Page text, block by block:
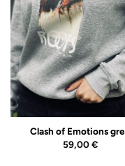
Clash of Emotions
59,00€